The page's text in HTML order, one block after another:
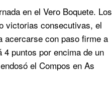
en el Vero Boquete. Los
victorias consecutivas, el
acercarse con paso firme a
puntos por encima de un
el Compos en As